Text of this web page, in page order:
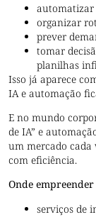
automatizar
organizar
prever
tomar
planilhas
Isso já aparece
IA e automação
E no mundo
de IA” e
um mercado
com eficiência.
Onde
serviços de